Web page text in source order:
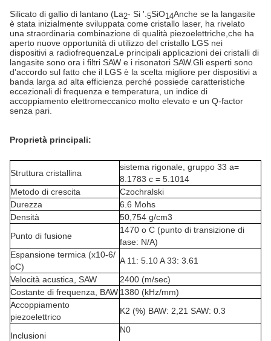
Silicato di gallio di lantano (La2- Si '. 5SiO14Anche se la langasite
è stata inizialmente sviluppata come cristallo laser, ha rivelato
una straordinaria combinazione di qualità piezoelettriche,che ha
aperto nuove opportunità di utilizzo del cristallo LGS nei
dispositivi a radiofrequenzaLe principali applicazioni dei cristalli di
langasite sono ora i filtri SAW e i risonatori SAW.Gli esperti sono
d'accordo sul fatto che il LGS è la scelta migliore per dispositivi a
banda larga ad alta efficienza perché possiede caratteristiche
eccezionali di frequenza e temperatura, un indice di
accoppiamento elettromeccanico molto elevato e un Q-factor
senza pari.
Proprietà principali:
Struttura cristallina
sistema rigonale, gruppo 33 a=
8.1783 c = 5.1014
Metodo di crescita
Czochralski
Durezza
6.6 Mohs
Densità
50,754 g/cm3
Punto di fusione
1470 o C (punto di transizione di
fase: N/A)
Espansione termica (x10-6/
oC)
A 11: 5.10 A 33: 3.61
Velocità acustica, SAW
2400 (m/sec)
Costante di frequenza, BAW 1380 (kHz/mm)
Accoppiamento
piezoelettrico
K2 (%) BAW: 2,21 SAW: 0.3
Inclusioni
N0